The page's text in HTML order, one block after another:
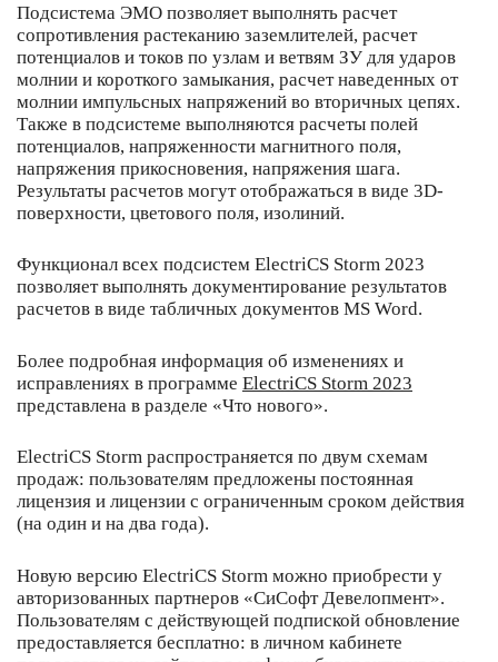
Подсистема ЭМО позволяет выполнять расчет
сопротивления растеканию заземлителей, расчет
потенциалов и токов по узлам и ветвям ЗУ для ударов
молнии и короткого замыкания, расчет наведенных от
молнии импульсных напряжений во вторичных цепях.
Также в подсистеме выполняются расчеты полей
потенциалов, напряженности магнитного поля,
напряжения прикосновения, напряжения шага.
Результаты расчетов могут отображаться в виде 3D-
поверхности, цветового поля, изолиний.
Функционал всех подсистем ElectriCS Storm 2023
позволяет выполнять документирование результатов
расчетов в виде табличных документов MS Word.
Более подробная информация об изменениях и
исправлениях в программе ElectriCS Storm 2023
представлена в разделе «Что нового».
ElectriCS Storm распространяется по двум схемам
продаж: пользователям предложены постоянная
лицензия и лицензии с ограниченным сроком действия
(на один и на два года).
Новую версию ElectriCS Storm можно приобрести у
авторизованных партнеров «СиСофт Девелопмент».
Пользователям с действующей подпиской обновление
предоставляется бесплатно: в личном кабинете